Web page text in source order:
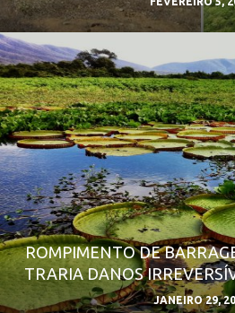
ROMPIMENTO DE
TRARIA DANOS
JANEIRO 29,